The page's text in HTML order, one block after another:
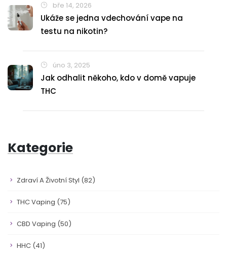
bře 14, 2026
Ukáže se jedna vdechování vape na
testu na nikotin?
úno 3, 2025
Jak odhalit někoho, kdo v domě vapuje
THC
Kategorie
Zdraví A Životní Styl (82)
THC Vaping (75)
CBD Vaping (50)
HHC (41)